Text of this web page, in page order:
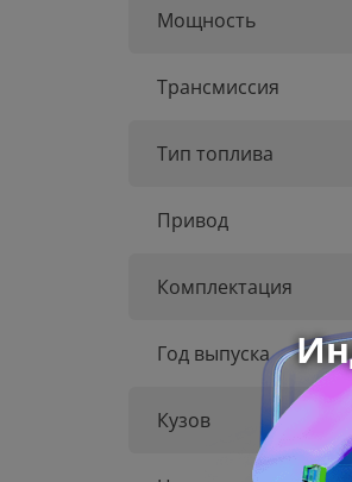
Мощность
Трансмиссия
Тип топлива
Привод
Комплектация
Год выпуска
Кузов